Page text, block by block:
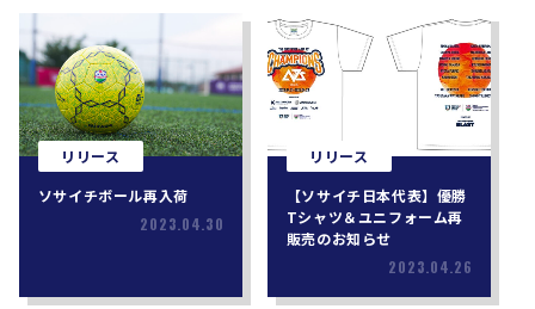
リリース
ソサイチボール再入荷
2023.04.30
リリース
【ソサイチ日本代表】優勝
Tシャツ＆ユニフォーム再
販売のお知らせ
2023.04.26